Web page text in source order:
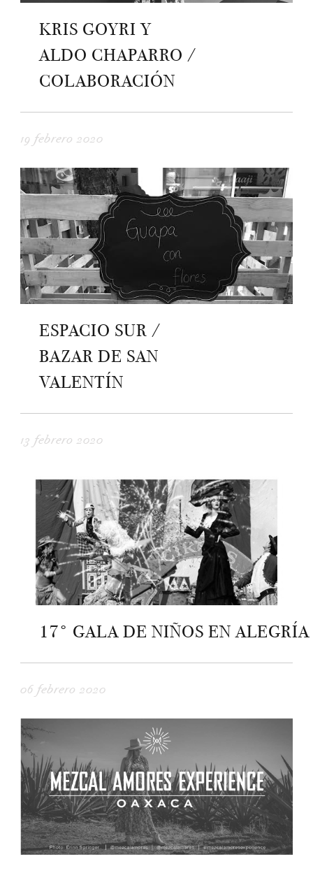
KRIS GOYRI Y
ALDO CHAPARRO /
COLABORACIÓN
19 febrero 2020
ESPACIO SUR /
BAZAR DE SAN
VALENTÍN
13 febrero 2020
17° GALA DE NIÑOS EN ALEGRÍA
06 febrero 2020